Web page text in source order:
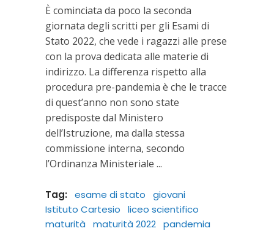
È cominciata da poco la seconda
giornata degli scritti per gli Esami di
Stato 2022, che vede i ragazzi alle prese
con la prova dedicata alle materie di
indirizzo. La differenza rispetto alla
procedura pre-pandemia è che le tracce
di quest’anno non sono state
predisposte dal Ministero
dell’Istruzione, ma dalla stessa
commissione interna, secondo
l’Ordinanza Ministeriale
Tag: esame di stato
giovani
Istituto Cartesio
liceo scientifico
maturità
maturità 2022 pandemia